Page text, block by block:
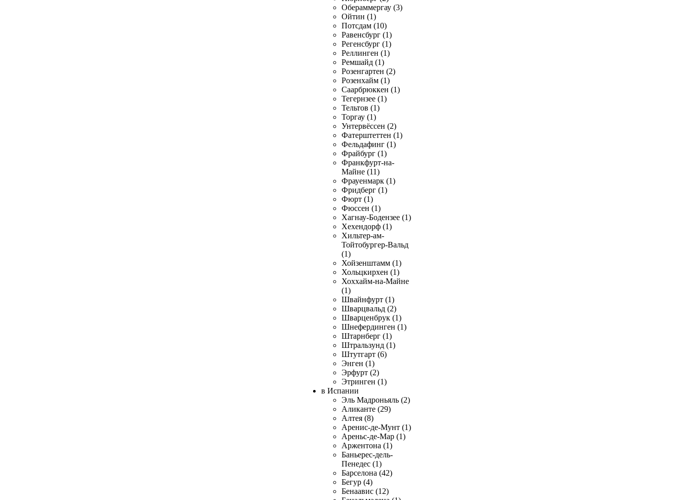
Обераммергау (3)
Ойтин (1)
Потсдам (10)
Равенсбург (1)
Регенсбург (1)
Реллинген (1)
Ремшайд (1)
Розенгартен (2)
Розенхайм (1)
Саарбрюккен (1)
Тегернзее (1)
Тельтов (1)
Торгау (1)
Унтервёссен (2)
Фатерштеттен (1)
Фельдафинг (1)
Фрайбург (1)
Франкфурт-на-
Майне (11)
Фрауенмарк (1)
Фридберг (1)
Фюрт (1)
Фюссен (1)
Хагнау-Бодензее (1)
Хехендорф (1)
Хильтер-ам-
Тойтобургер-Вальд
(1)
Хойзенштамм (1)
Хольцкирхен (1)
Хоххайм-на-Майне
(1)
Швайнфурт (1)
Шварцвальд (2)
Шварценбрук (1)
Шнефердинген (1)
Штарнберг (1)
Штральзунд (1)
Штутгарт (6)
Энген (1)
Эрфурт (2)
Этринген (1)
в Испании
Эль Мадроньяль (2)
Аликанте (29)
Алтея (8)
Аренис-де-Мунт (1)
Ареньс-де-Мар (1)
Аржентона (1)
Баньерес-дель-
Пенедес (1)
Барселона (42)
Бегур (4)
Бенаавис (12)